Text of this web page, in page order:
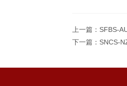
上一篇： SFBS-
下一篇： SNCS-